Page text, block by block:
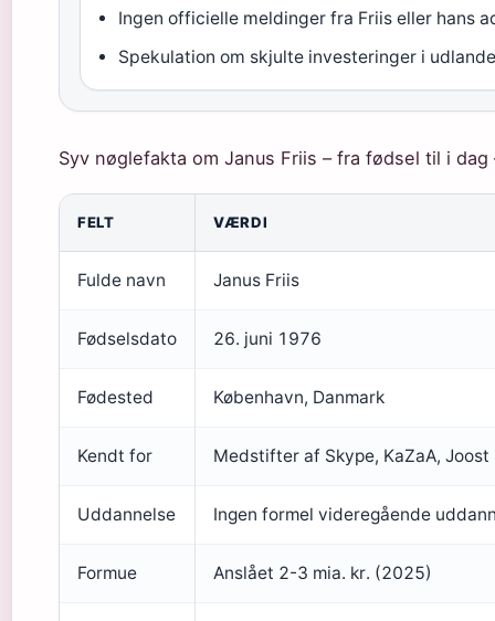
Ingen officielle meldinger fra Friis eller hans
Spekulation om skjulte investeringer i
Syv nøglefakta om Janus Friis – fra fødsel til i
FELT VÆRDI
Fulde navn Janus Friis
Fødselsdato 26. juni 1976
Fødested København, Danmark
Kendt for Medstifter af Skype, KaZaA, Joost
Uddannelse Ingen formel videregående
Formue Anslået 2-3 mia. kr. (2025)